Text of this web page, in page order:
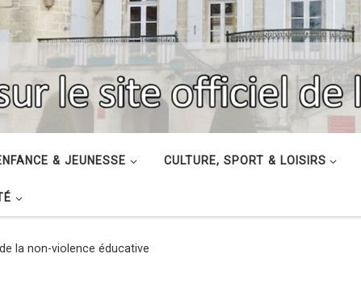
& JEUNESSE CULTURE, SPORT & LOISIRS
la non-violence éducative